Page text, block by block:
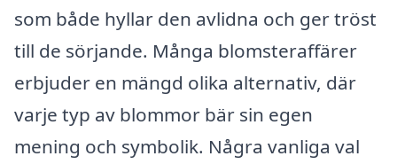
som både hyllar den avlidna och ger tröst
till de sörjande. Många blomsteraffärer
erbjuder en mängd olika alternativ, där
varje typ av blommor bär sin egen
mening och symbolik. Några vanliga val